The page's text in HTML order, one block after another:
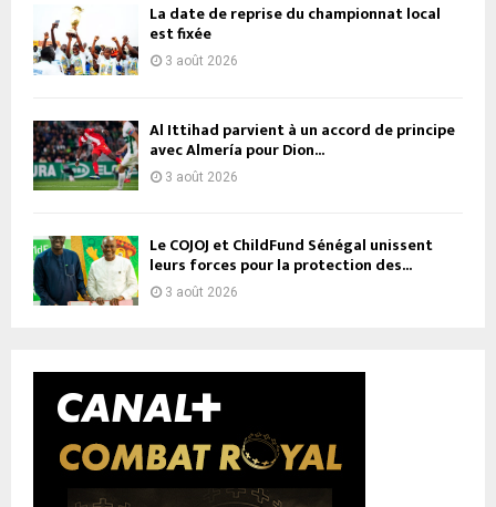
La date de reprise du championnat local
est fixée
3 août 2026
Al Ittihad parvient à un accord de principe
avec Almería pour Dion...
3 août 2026
Le COJOJ et ChildFund Sénégal unissent
leurs forces pour la protection des...
3 août 2026